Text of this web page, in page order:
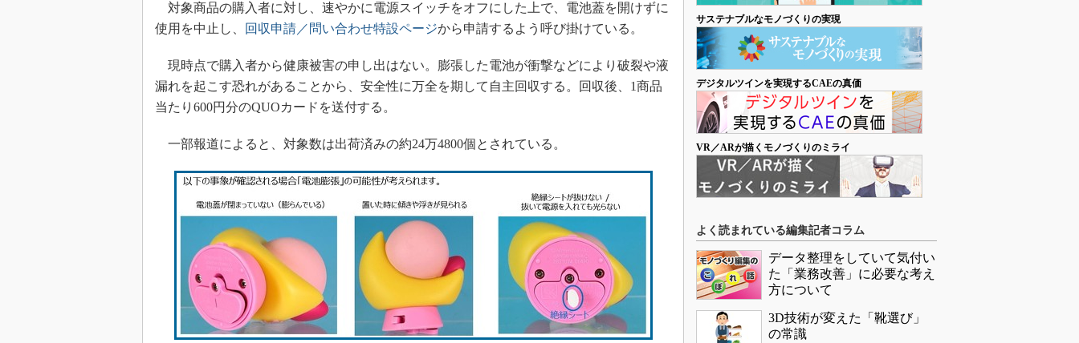
対象商品の購入者に対し、速やかに電源スイッチをオフにした上で、電池蓋を開けずに
使用を中止し、
回収申請／問い合わせ特設ページから申請するよう呼び掛けている。
現時点で購入者から健康被害の申し出はない。膨張した電池が衝撃などにより破裂や液
漏れを起こす恐れがあることから、安全性に万全を期して自主回収する。回収後、1商品
当たり600円分のQUOカードを送付する。
一部報道によると、対象数は出荷済みの約24万4800個とされている。
サステナブルなモノづくりの実現
デジタルツインを実現するCAEの真価
VR／ARが描くモノづくりのミライ
よく読まれている編集記者コラム
データ整理をしていて気付い
た「業務改善」に必要な考え
方について
3D技術が変えた「靴選び」
の常識